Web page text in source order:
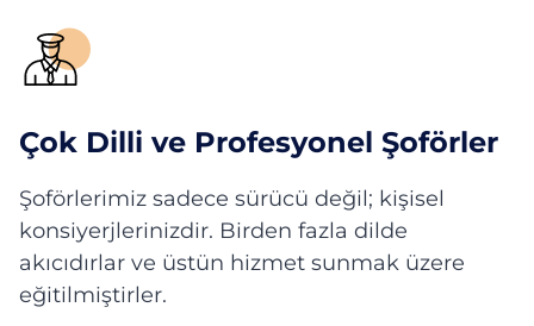
Çok Dilli ve Profesyonel Şoförler
Şoförlerimiz sadece sürücü değil; kişisel
konsiyerjlerinizdir. Birden fazla dilde
akıcıdırlar ve üstün hizmet sunmak üzere
eğitilmiştirler.